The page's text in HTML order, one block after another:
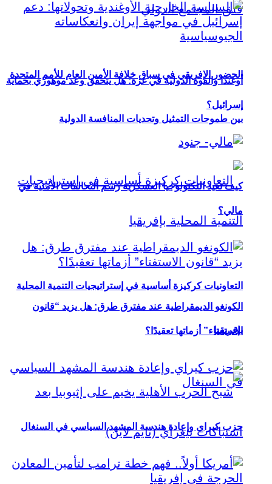
الحضور الإفريقي في سباق خلافة الأمين العام للأمم المتحدة
بين طموحات التمثيل وتحديات المنافسة الدولية
التعاونيات كركيزة أساسية في إستراتيجيات التنمية المحلية
بإفريقيا
أوغندا والقوة الدولية في غزة: هل يتحقق وعد موهوزي بحماية
إسرائيل؟
كيف تعيد التكنولوجيا العسكرية رسم التحالفات الأمنية في
مالي؟
الكونغو الديمقراطية عند مفترق طرق: هل يزيد “قانون
الاستفتاء” أزماتها تعقيدًا؟
حزب كيراي وإعادة هندسة المشهد السياسي في السنغال